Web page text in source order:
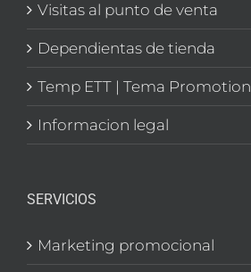
Visitas al punto de venta
Dependientas de tienda
Temp ETT | Tema Promotion
Informacion legal
SERVICIOS
Marketing promocional